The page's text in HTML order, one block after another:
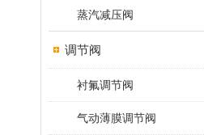
蒸汽减压阀
调节阀
衬氟调节阀
气动薄膜调节阀